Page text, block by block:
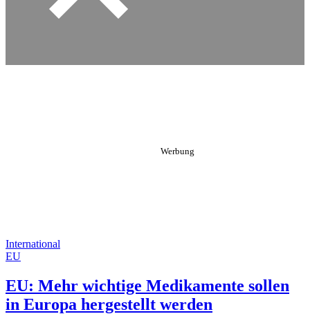
International
EU
EU: Mehr wichtige Medikamente sollen
in Europa hergestellt werden